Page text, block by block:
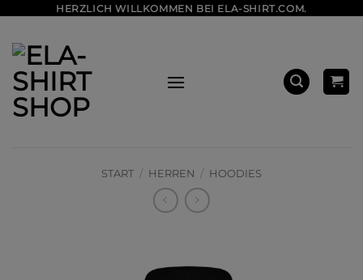
springen
HERZLICH WILLKOMMEN BEI ELA-SHIRT.COM.
START / HERREN / HOODIES